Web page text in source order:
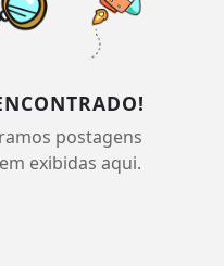
postagens
exibidas aqui.